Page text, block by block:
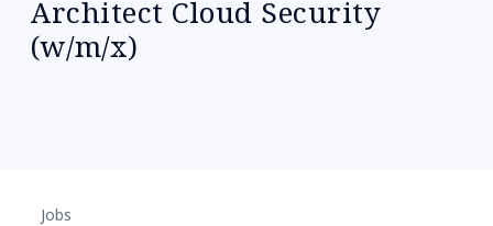
Architect Cloud Security
(w/m/x)
Jobs